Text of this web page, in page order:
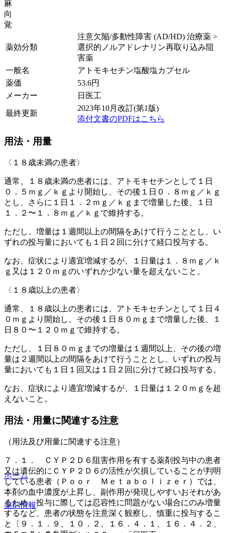
麻
向
覚
薬効分類
注意欠陥/多動性障害 (AD/HD) 治療薬 >
選択的ノルアドレナリン再取り込み阻
害薬
一般名
アトモキセチン塩酸塩カプセル
薬価
53.6円
メーカー
日医工
最終更新
2023年10月改訂(第1版)
添付文書のPDFはこちら
用法・用量
〈１８歳未満の患者〉
通常、１８歳未満の患者には、アトモキセチンとして１日
０．５ｍｇ／ｋｇより開始し、その後１日０．８ｍｇ／ｋｇ
とし、さらに１日１．２ｍｇ／ｋｇまで増量した後、１日
１．２〜１．８ｍｇ／ｋｇで維持する。
ただし、増量は１週間以上の間隔をあけて行うこととし、い
ずれの投与量においても１日２回に分けて経口投与する。
なお、症状により適宜増減するが、１日量は１．８ｍｇ／ｋ
ｇ又は１２０ｍｇのいずれか少ない量を超えないこと。
〈１８歳以上の患者〉
通常、１８歳以上の患者には、アトモキセチンとして１日４
０ｍｇより開始し、その後１日８０ｍｇまで増量した後、１
日８０〜１２０ｍｇで維持する。
ただし、１日８０ｍｇまでの増量は１週間以上、その後の増
量は２週間以上の間隔をあけて行うこととし、いずれの投与
量においても１日１回又は１日２回に分けて経口投与する。
なお、症状により適宜増減するが、１日量は１２０ｍｇを超
えないこと。
用法・用量に関連する注意
（用法及び用量に関連する注意）
７．１． ＣＹＰ２Ｄ６阻害作用を有する薬剤投与中の患者
又は遺伝的にＣＹＰ２Ｄ６の活性が欠損していることが判明
している患者（Ｐｏｏｒ Ｍｅｔａｂｏｌｉｚｅｒ）では、
本剤の血中濃度が上昇し、副作用が発現しやすいおそれがあ
るため、投与に際しては忍容性に問題がない場合にのみ増量
するなど、患者の状態を注意深く観察し、慎重に投与するこ
と〔９．１．９、１０．２、１６．４．１、１６．４．２、
ホーム
薬剤情報